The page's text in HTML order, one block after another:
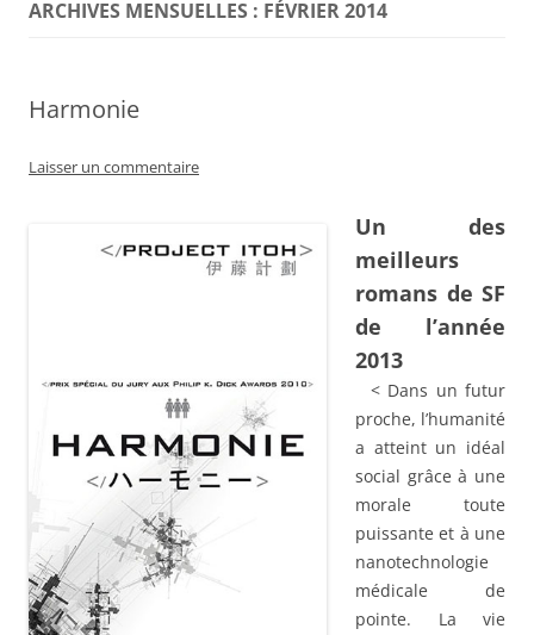
ARCHIVES MENSUELLES : FÉVRIER 2014
Harmonie
Laisser un commentaire
Un des
meilleurs
romans de SF
de l’année
2013
< Dans un futur
proche, l’humanité
a atteint un idéal
social grâce à une
morale toute
puissante et à une
nanotechnologie
médicale de
pointe. La vie